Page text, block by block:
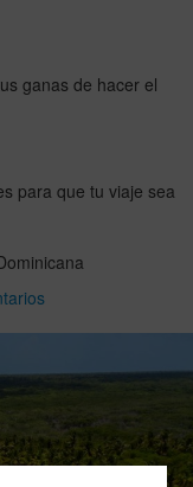
ganas de hacer el
para que tu viaje sea